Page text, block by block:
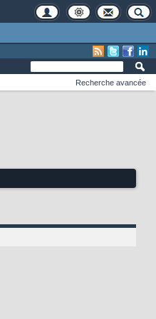
Recherche avancée